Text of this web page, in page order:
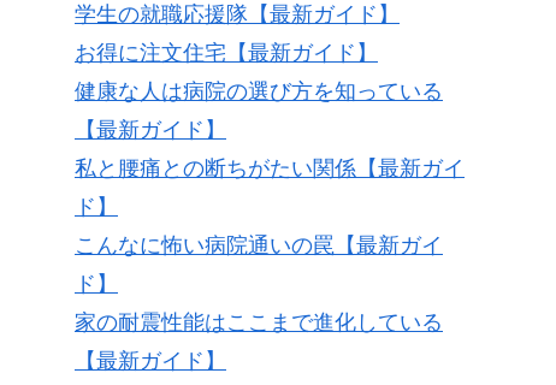
学生の就職応援隊【最新ガイド】
お得に注文住宅【最新ガイド】
健康な人は病院の選び方を知っている
【最新ガイド】
私と腰痛との断ちがたい関係【最新ガイ
ド】
こんなに怖い病院通いの罠【最新ガイ
ド】
家の耐震性能はここまで進化している
【最新ガイド】